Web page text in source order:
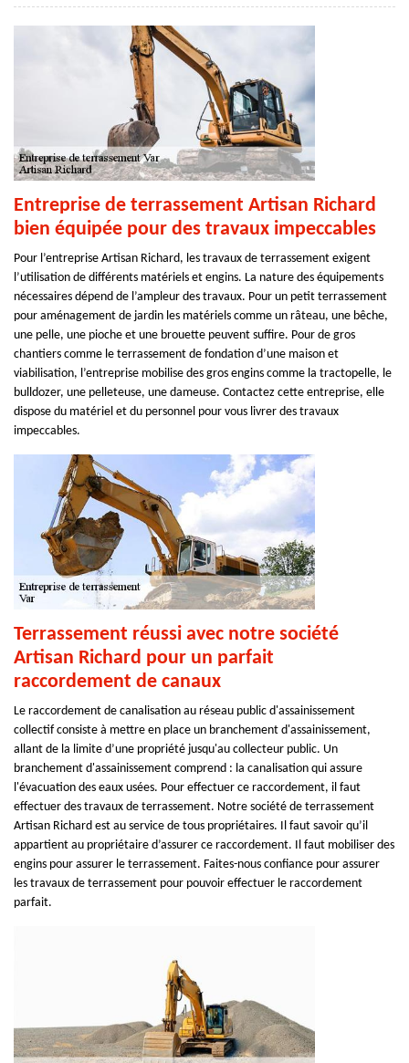
Entreprise de terrassement Artisan Richard
bien équipée pour des travaux impeccables
Pour l’entreprise Artisan Richard, les travaux de terrassement exigent
l’utilisation de différents matériels et engins. La nature des équipements
nécessaires dépend de l’ampleur des travaux. Pour un petit terrassement
pour aménagement de jardin les matériels comme un râteau, une bêche,
une pelle, une pioche et une brouette peuvent suffire. Pour de gros
chantiers comme le terrassement de fondation d’une maison et
viabilisation, l’entreprise mobilise des gros engins comme la tractopelle, le
bulldozer, une pelleteuse, une dameuse. Contactez cette entreprise, elle
dispose du matériel et du personnel pour vous livrer des travaux
impeccables.
Terrassement réussi avec notre société
Artisan Richard pour un parfait
raccordement de canaux
Le raccordement de canalisation au réseau public d'assainissement
collectif consiste à mettre en place un branchement d'assainissement,
allant de la limite d’une propriété jusqu'au collecteur public. Un
branchement d'assainissement comprend : la canalisation qui assure
l'évacuation des eaux usées. Pour effectuer ce raccordement, il faut
effectuer des travaux de terrassement. Notre société de terrassement
Artisan Richard est au service de tous propriétaires. Il faut savoir qu’il
appartient au propriétaire d’assurer ce raccordement. Il faut mobiliser des
engins pour assurer le terrassement. Faites-nous confiance pour assurer
les travaux de terrassement pour pouvoir effectuer le raccordement
parfait.